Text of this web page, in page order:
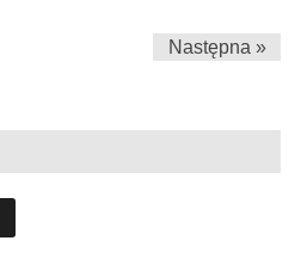
Następna »